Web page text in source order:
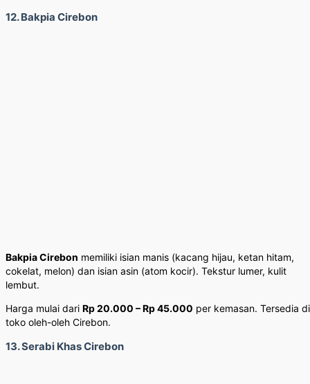
12. Bakpia Cirebon
Bakpia Cirebon memiliki isian manis (kacang hijau, ketan hitam,
cokelat, melon) dan isian asin (atom kocir). Tekstur lumer, kulit
lembut.
Harga mulai dari Rp 20.000 – Rp 45.000 per kemasan. Tersedia di
toko oleh-oleh Cirebon.
13. Serabi Khas Cirebon